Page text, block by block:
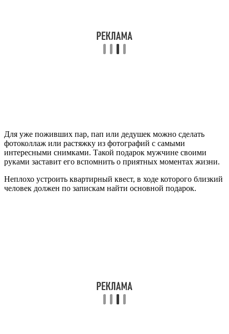
Для уже поживших пар, пап или дедушек можно сделать
фотоколлаж или растяжку из фотографий с самыми
интересными снимками. Такой подарок мужчине своими
руками заставит его вспомнить о приятных моментах жизни.
Неплохо устроить квартирный квест, в ходе которого близкий
человек должен по запискам найти основной подарок.